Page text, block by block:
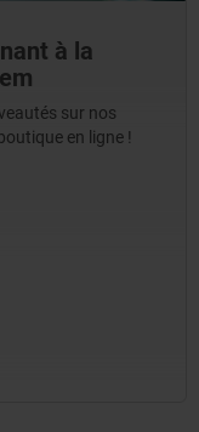
à la
sur nos
en ligne !